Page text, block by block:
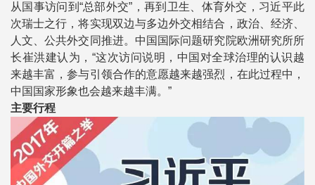
从国事访问到“总部外交”，再到卫生、体育外交，习近平此
次瑞士之行，将实现双边与多边外交相结合，政治、经济、
人文、公共外交同推进。中国国际问题研究院欧洲研究所所
长崔洪建认为，“这次访问说明，中国对全球治理的认识越
来越丰富，参与引领合作的意愿越来越强烈，在此过程中，
中国国家形象也会越来越丰满。”
主要行程